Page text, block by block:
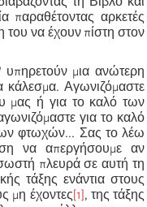
παραθέτοντας αρκετές
του να έχουν πίστη στον
υπηρετούν μια ανώτερη
κάλεσμα. Αγωνιζόμαστε
μας ή για το καλό των
για το καλό
φτωχών... Σας το λέω
να απεργήσουμε αν
σωστή πλευρά σε αυτή τη
τάξης ενάντια στους
μη έχοντες[1], της τάξης